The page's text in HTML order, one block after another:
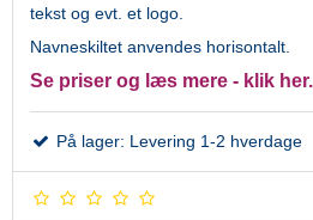
tekst og evt. et logo.
Navneskiltet anvendes horisontalt.
Se priser og læs mere - klik
På lager: Levering 1-2 hverdage